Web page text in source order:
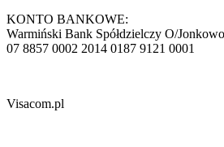
KONTO BANKOWE:
Warmiński Bank Spółdzielczy O/Jonkowo
07 8857 0002 2014 0187 9121 0001
Visacom.pl